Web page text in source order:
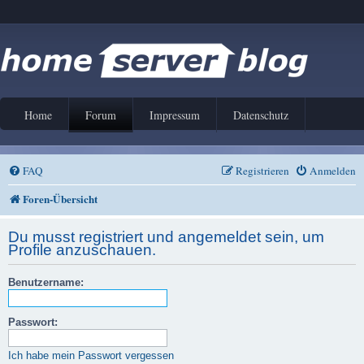
Home Forum Impressum Datenschutz
FAQ Anmelden
Registrieren
Foren-Übersicht
Du musst registriert und angemeldet sein, um
Profile anzuschauen.
Benutzername:
Passwort:
Ich habe mein Passwort vergessen